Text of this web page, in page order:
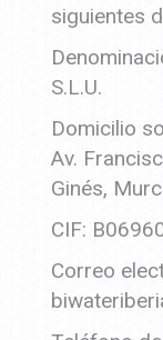
siguientes
S.L.U.
Domicilio
Av.
Ginés,
CIF:
Correo